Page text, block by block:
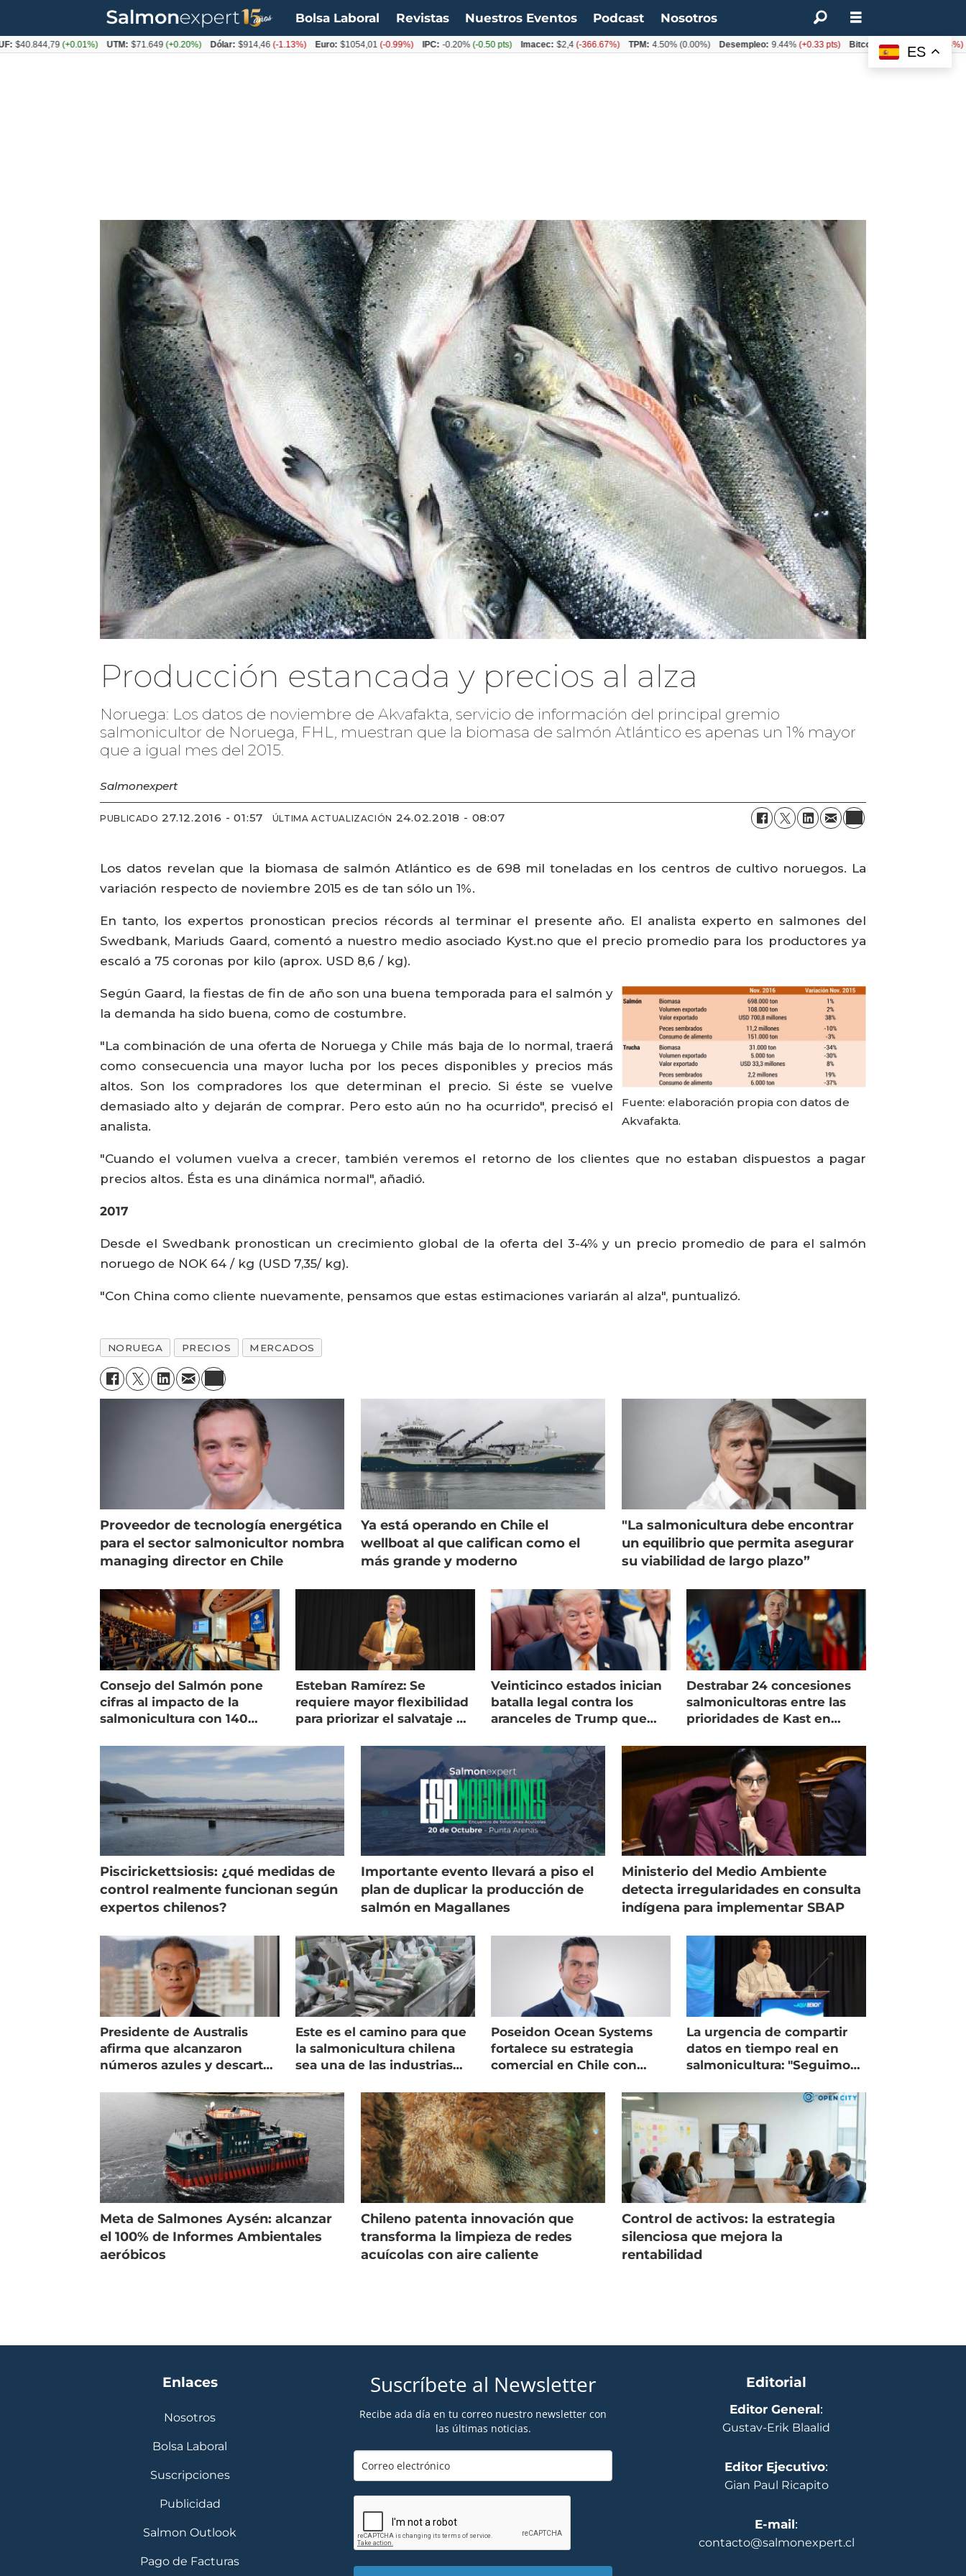
Bolsa Laboral Revistas Nuestros Eventos Podcast Nosotros
Producción estancada y precios al alza
Noruega: Los datos de noviembre de Akvafakta, servicio de información del principal gremio
salmonicultor de Noruega, FHL, muestran que la biomasa de salmón Atlántico es apenas un 1% mayor
que a igual mes del 2015.
Salmonexpert
PUBLICADO 27.12.2016 - 01:57 ÚLTIMA ACTUALIZACIÓN 24.02.2018 - 08:07
Los datos revelan que la biomasa de salmón Atlántico es de 698 mil toneladas en los centros de cultivo noruegos. La
variación respecto de noviembre 2015 es de tan sólo un 1%.
En tanto, los expertos pronostican precios récords al terminar el presente año. El analista experto en salmones del
Swedbank, Mariuds Gaard, comentó a nuestro medio asociado Kyst.no que el precio promedio para los productores ya
escaló a 75 coronas por kilo (aprox. USD 8,6 / kg).
Fuente: elaboración propia con datos de
Akvafakta.
Según Gaard, la fiestas de fin de año son una buena temporada para el salmón y
la demanda ha sido buena, como de costumbre.
"La combinación de una oferta de Noruega y Chile más baja de lo normal, traerá
como consecuencia una mayor lucha por los peces disponibles y precios más
altos. Son los compradores los que determinan el precio. Si éste se vuelve
demasiado alto y dejarán de comprar. Pero esto aún no ha ocurrido", precisó el
analista.
"Cuando el volumen vuelva a crecer, también veremos el retorno de los clientes que no estaban dispuestos a pagar
precios altos. Ésta es una dinámica normal", añadió.
2017
Desde el Swedbank pronostican un crecimiento global de la oferta del 3-4% y un precio promedio de para el salmón
noruego de NOK 64 / kg (USD 7,35/ kg).
"Con China como cliente nuevamente, pensamos que estas estimaciones variarán al alza", puntualizó.
NORUEGA PRECIOS MERCADOS
Proveedor de tecnología energética
para el sector salmonicultor nombra
managing director en Chile
Ya está operando en Chile el
wellboat al que califican como el
más grande y moderno
"La salmonicultura debe encontrar
un equilibrio que permita asegurar
su viabilidad de largo plazo”
Consejo del Salmón pone
cifras al impacto de la
salmonicultura con 140
Esteban Ramírez: Se
requiere mayor flexibilidad
para priorizar el salvataje de
Veinticinco estados inician
batalla legal contra los
aranceles de Trump que
Destrabar 24 concesiones
salmonicultoras entre las
prioridades de Kast en
Piscirickettsiosis: ¿qué medidas de
control realmente funcionan según
expertos chilenos?
Importante evento llevará a piso el
plan de duplicar la producción de
salmón en Magallanes
Ministerio del Medio Ambiente
detecta irregularidades en consulta
indígena para implementar SBAP
Presidente de Australis
afirma que alcanzaron
números azules y descarta
Este es el camino para que
la salmonicultura chilena
sea una de las industrias
Poseidon Ocean Systems
fortalece su estrategia
comercial en Chile con
La urgencia de compartir
datos en tiempo real en
salmonicultura: "Seguimos
Meta de Salmones Aysén: alcanzar
el 100% de Informes Ambientales
aeróbicos
Chileno patenta innovación que
transforma la limpieza de redes
acuícolas con aire caliente
Control de activos: la estrategia
silenciosa que mejora la
rentabilidad
Enlaces
Nosotros
Bolsa Laboral
Suscripciones
Publicidad
Salmon Outlook
Pago de Facturas
Suscríbete al Newsletter
Recibe ada día en tu correo nuestro newsletter con
las últimas noticias.
Editorial
Editor General:
Gustav-Erik Blaalid
Editor Ejecutivo:
Gian Paul Ricapito
E-mail:
contacto@salmonexpert.cl
ES
(+0.01%) UTM: $71.649(+0.20%) Dólar: $914,46(-1.13%) Euro: $1054,01(-0.99%) IPC: -0.20%(-0.50 pts) Imacec: $2,4(-366.67%) TPM: 4.50%(0.00%) Desempleo: 9.44%(+0.33 pts) Bitcoin: $62.760,11 UF: